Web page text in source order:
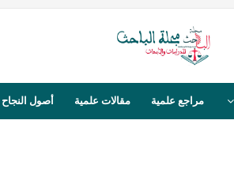
مراجع علمية مقالات علمية أصول النجاح